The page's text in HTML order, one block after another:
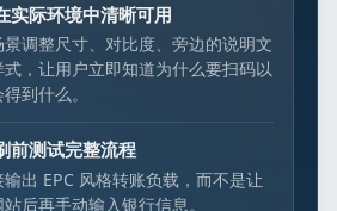
实际环境中清晰可用
调整尺寸、对比度、旁边的说明文
，让用户立即知道为什么要扫码以
到什么。
前测试完整流程
出 EPC 风格转账负载，而不是让
后再手动输入银行信息。